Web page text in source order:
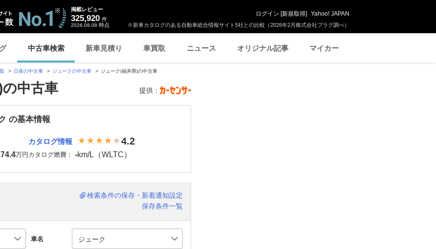
※新車カタログのある自動車総合情報サイト5社との比較（2026年2月株式会社プラグ調べ）
掲載レビュー
325,920 件
2026.08.08 時点
ログイン [新規取得] Yahoo! JAPAN
中古車検索 新車見積り 車買取 ニュース オリジナル記事 マイカー
日産の中古車 ジュークの中古車 ジューク(福井県)の中古車
の中古車 提供：
の基本情報
74.4万円
カタログ情報 4.2
カタログ燃費： -km/L（WLTC）
検索条件の保存・新着通知設定
保存条件一覧
車名